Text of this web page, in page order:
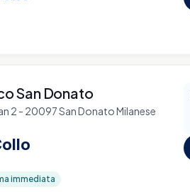
San Donato
2 - 20097 San Donato Milanese
immediata